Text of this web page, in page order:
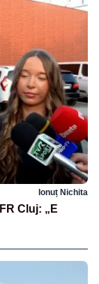
Ionuț Nichita
Cluj: „E